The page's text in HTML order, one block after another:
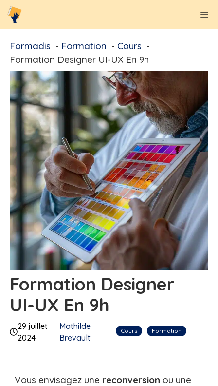
Aller
au
Formadis Formation
Cours
Formation Designer UI-UX En 9h
Formation Designer
UI-UX En 9h
29 juillet
2024
Mathilde
Brevault
Cours Formation
Vous envisagez une reconversion ou une